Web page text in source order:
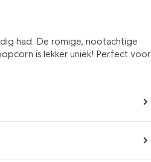
had. De romige, nootachtige
is lekker uniek! Perfect voor